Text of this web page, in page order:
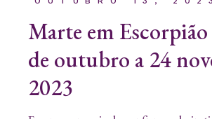
Marte em
de outubro a 24
2023